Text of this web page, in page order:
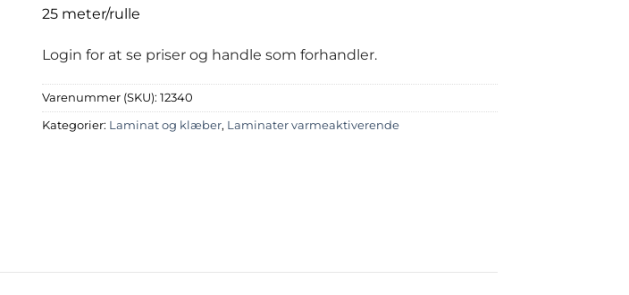
25 meter/rulle
Login for at se priser og handle som forhandler.
Varenummer (SKU): 12340
Kategorier: Laminat og klæber, Laminater varmeaktiverende